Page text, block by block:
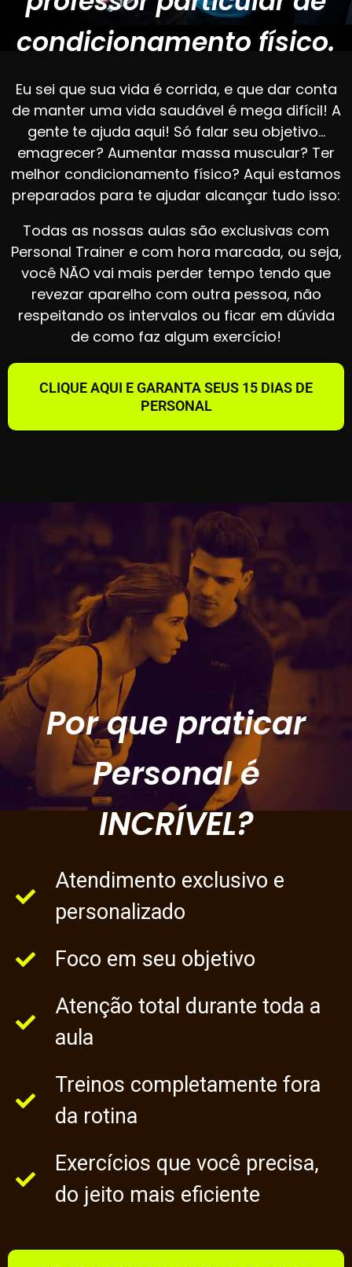
condicionamento físico.
Eu sei que sua vida é corrida, e que dar conta
de manter uma vida saudável é mega difícil! A
gente te ajuda aqui! Só falar seu objetivo…
emagrecer? Aumentar massa muscular? Ter
melhor condicionamento físico? Aqui estamos
preparados para te ajudar alcançar tudo isso:
Todas as nossas aulas são exclusivas com
Personal Trainer e com hora marcada, ou seja,
você NÃO vai mais perder tempo tendo que
revezar aparelho com outra pessoa, não
respeitando os intervalos ou ficar em dúvida
de como faz algum exercício!
CLIQUE AQUI E GARANTA SEUS 15 DIAS DE
PERSONAL
Por que praticar
Personal é
INCRÍVEL?
Atendimento exclusivo e
personalizado
Foco em seu objetivo
Atenção total durante toda a
aula
Treinos completamente fora
da rotina
Exercícios que você precisa,
do jeito mais eficiente